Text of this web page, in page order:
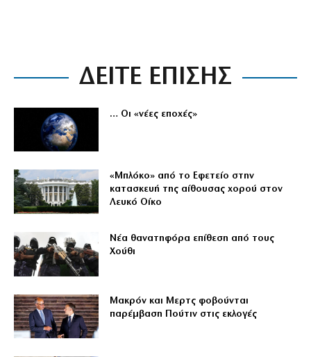
ΔΕΙΤΕ ΕΠΙΣΗΣ
… Οι «νέες εποχές»
«Μπλόκο» από το Εφετείο στην
κατασκευή της αίθουσας χορού στον
Λευκό Οίκο
Νέα θανατηφόρα επίθεση από τους
Χούθι
Μακρόν και Μερτς φοβούνται
παρέμβαση Πούτιν στις εκλογές